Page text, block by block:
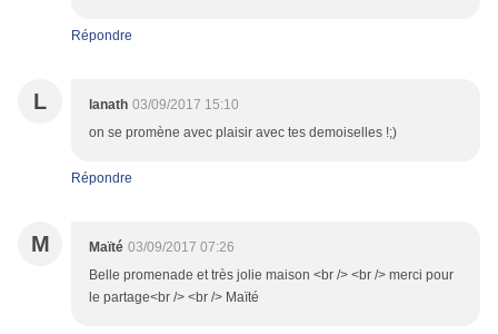
Répondre
L lanath 03/09/2017 15:10
on se promène avec plaisir avec tes demoiselles !;)
Répondre
M Maïté 03/09/2017 07:26
Belle promenade et très jolie maison <br /> <br /> merci pour
le partage<br /> <br /> Maïté